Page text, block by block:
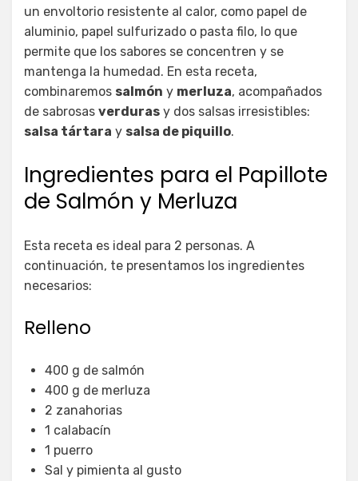
un envoltorio resistente al calor, como papel de
aluminio, papel sulfurizado o pasta filo, lo que
permite que los sabores se concentren y se
mantenga la humedad. En esta receta,
combinaremos salmón y merluza, acompañados
de sabrosas verduras y dos salsas irresistibles:
salsa tártara y salsa de piquillo.
Ingredientes para el Papillote
de Salmón y Merluza
Esta receta es ideal para 2 personas. A
continuación, te presentamos los ingredientes
necesarios:
Relleno
400 g de salmón
400 g de merluza
2 zanahorias
1 calabacín
1 puerro
Sal y pimienta al gusto